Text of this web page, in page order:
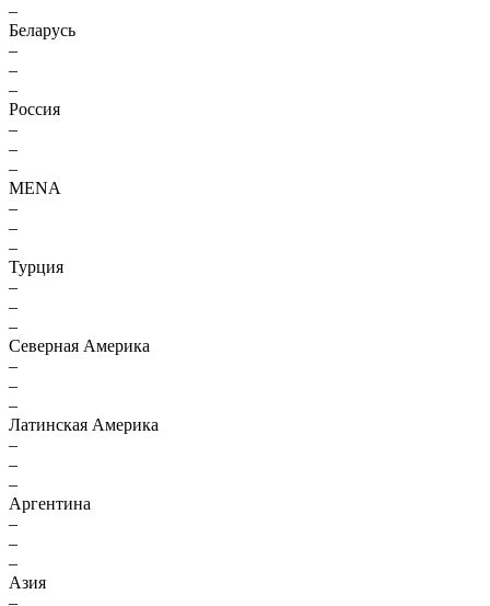
–
Беларусь
–
–
–
Россия
–
–
–
MENA
–
–
–
Турция
–
–
–
Северная Америка
–
–
–
Латинская Америка
–
–
–
Аргентина
–
–
–
Азия